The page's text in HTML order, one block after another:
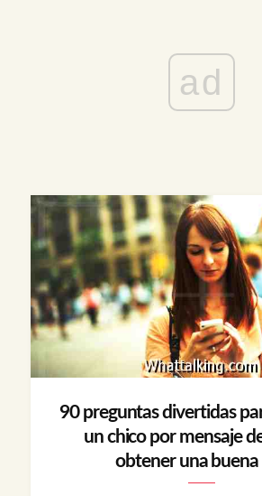
ad
90 preguntas divertidas
un chico por mensaje
obtener una buena